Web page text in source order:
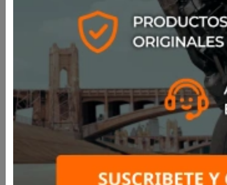
La excelencia de los cascos integrales de policarbonato
para carretera, heredero del aclamado N87. Con su diseño
atrevido y moderno, este casco redefine la excelencia.
Cada detalle, desde la carcasa hasta las tomas de aire
estratégicamente situadas, ha sido definido por Nolan.
Experimenta una comodidad y un estilo inigualables en tus
Talla: MD